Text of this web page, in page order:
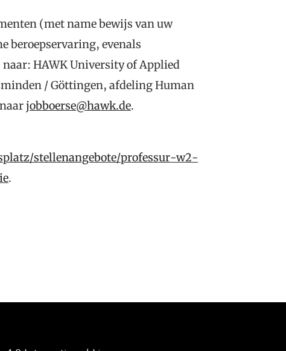
(met name bewijs van uw
beroepservaring, evenals
naar: HAWK University of Applied
/ Göttingen, afdeling Human
jobboerse@hawk.de.
stellenangebote/professur-w2-
.